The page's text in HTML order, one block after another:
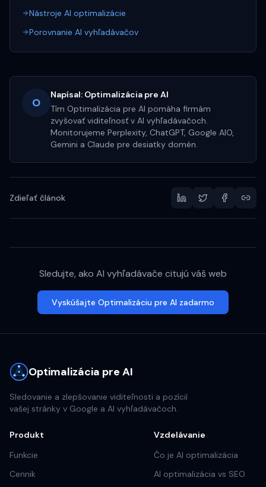
Nástroje AI optimalizácie
Porovnanie AI vyhľadávačov
O
Napísal: Optimalizácia pre AI
Tím Optimalizácia pre AI pomáha firmám
zvyšovať viditeľnosť v AI vyhľadávačoch.
Monitorujeme Perplexity, ChatGPT, Google AIO,
Gemini a Claude pre desiatky domén.
Zdieľať článok
Sledujte, ako AI vyhľadávače citujú váš web
Vyskúšajte Optimalizáciu pre AI zadarmo
Optimalizácia pre AI
Sledovanie a zlepšovanie viditeľnosti a pozícií
vašej stránky v Google a AI vyhľadávačoch.
Produkt
Funkcie
Cennik
Vzdelávanie
Čo je AI optimalizácia
AI optimalizácia vs SEO